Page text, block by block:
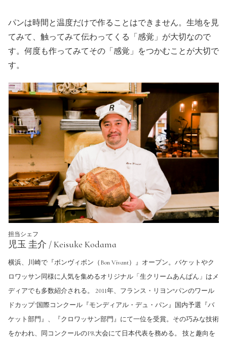
パンは時間と温度だけで作ることはできません。生地を見
てみて、触ってみて伝わってくる「感覚」が大切なので
す。何度も作ってみてその「感覚」をつかむことが大切で
す。
担当シェフ
児玉 圭介 / Keisuke Kodama
横浜、川崎で『ボンヴィボン（Bon Vivant）』オープン。バケットやク
ロワッサン同様に人気を集めるオリジナル「生クリームあんぱん」はメ
ディアでも多数紹介される。 2011年、フランス・リヨン“パンのワール
ドカップ"国際コンクール『モンディアル・デュ・パン』国内予選『バ
ケット部門』、『クロワッサン部門』にて一位を受賞。その巧みな技術
をかわれ、同コンクールのPR大会にて日本代表を務める。 技と趣向を